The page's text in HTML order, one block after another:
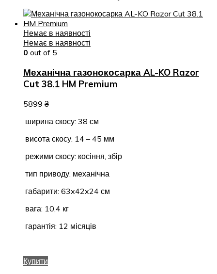
Немає в наявності
Немає в наявності
0 out of 5
Механічна газонокосарка AL-KO Razor
Cut 38.1 HM Premium
5899 ₴
ширина скосу: 38 см
висота скосу: 14 – 45 мм
режими скосу: косіння, збір
тип приводу: механічна
габарити: 63x42x24 см
вага: 10,4 кг
гарантія: 12 місяців
Купити